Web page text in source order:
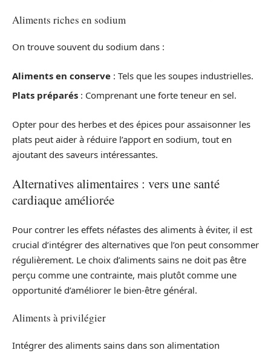
Aliments riches en sodium
On trouve souvent du sodium dans :
Aliments en conserve : Tels que les soupes industrielles.
Plats préparés : Comprenant une forte teneur en sel.
Opter pour des herbes et des épices pour assaisonner les
plats peut aider à réduire l’apport en sodium, tout en
ajoutant des saveurs intéressantes.
Alternatives alimentaires : vers une santé
cardiaque améliorée
Pour contrer les effets néfastes des aliments à éviter, il est
crucial d’intégrer des alternatives que l’on peut consommer
régulièrement. Le choix d’aliments sains ne doit pas être
perçu comme une contrainte, mais plutôt comme une
opportunité d’améliorer le bien-être général.
Aliments à privilégier
Intégrer des aliments sains dans son alimentation